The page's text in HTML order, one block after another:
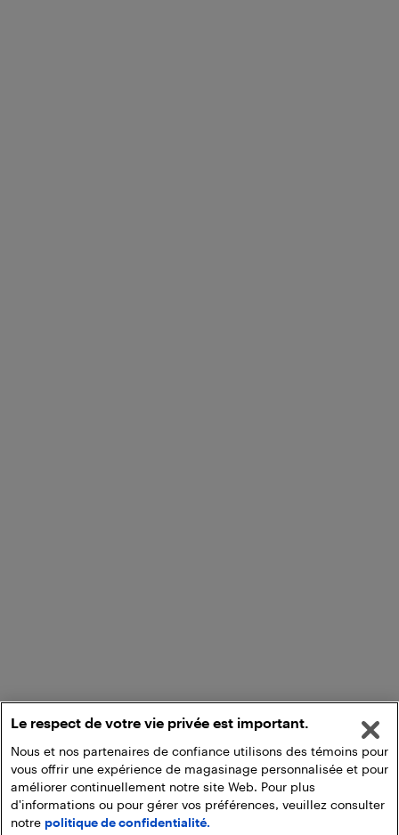
Ajouter au panier
Le respect de votre vie privée est important.
Nous et nos partenaires de confiance utilisons des témoins pour
vous offrir une expérience de magasinage personnalisée et pour
améliorer continuellement notre site Web. Pour plus
d'informations ou pour gérer vos préférences, veuillez consulter
notre politique de confidentialité.